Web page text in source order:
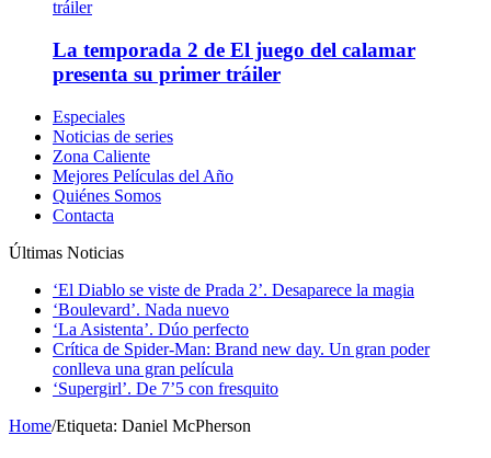
La temporada 2 de El juego del calamar
presenta su primer tráiler
Especiales
Noticias de series
Zona Caliente
Mejores Películas del Año
Quiénes Somos
Contacta
Últimas Noticias
‘El Diablo se viste de Prada 2’. Desaparece la magia
‘Boulevard’. Nada nuevo
‘La Asistenta’. Dúo perfecto
Crítica de Spider-Man: Brand new day. Un gran poder
conlleva una gran película
‘Supergirl’. De 7’5 con fresquito
Home/Etiqueta: Daniel McPherson